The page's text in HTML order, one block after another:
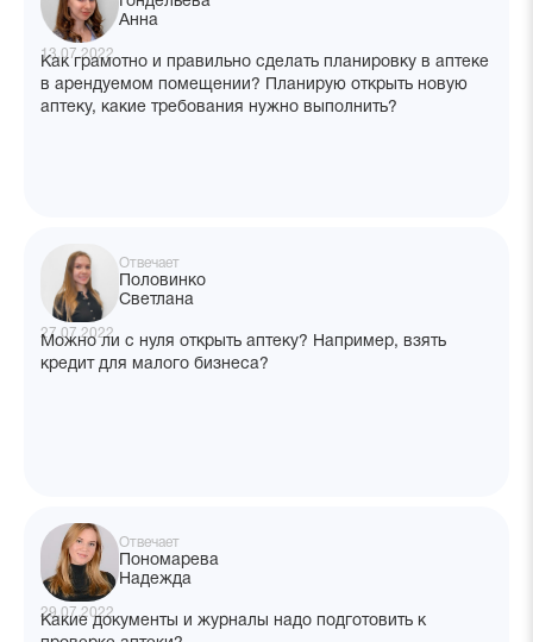
Анна
13.07.2022
Как грамотно и правильно сделать планировку в аптеке
в арендуемом помещении? Планирую открыть новую
аптеку, какие требования нужно выполнить?
Отвечает
Половинко
Светлана
27.07.2022
Можно ли с нуля открыть аптеку? Например, взять
кредит для малого бизнеса?
Отвечает
Пономарева
Надежда
29.07.2022
Какие документы и журналы надо подготовить к